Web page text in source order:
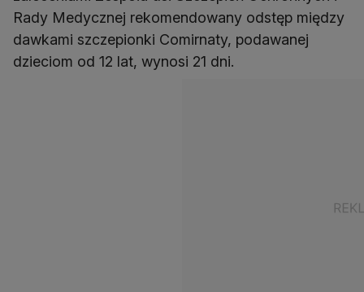
Rady Medycznej rekomendowany odstęp między
dawkami szczepionki Comirnaty, podawanej
dzieciom od 12 lat, wynosi 21 dni.